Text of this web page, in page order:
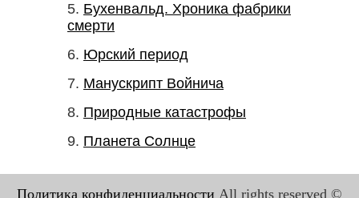
Бухенвальд. Хроника фабрики
смерти
Юрский период
Манускрипт Войнича
Природные катастрофы
Планета Солнце
Политика конфиденциальности All rights reserved ©